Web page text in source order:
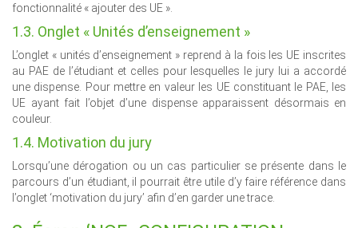
fonctionnalité « ajouter des UE ».
1.3. Onglet « Unités d’enseignement »
L’onglet « unités d’enseignement » reprend à la fois les UE inscrites
au PAE de l’étudiant et celles pour lesquelles le jury lui a accordé
une dispense. Pour mettre en valeur les UE constituant le PAE, les
UE ayant fait l’objet d’une dispense apparaissent désormais en
couleur.
1.4. Motivation du jury
Lorsqu’une dérogation ou un cas particulier se présente dans le
parcours d’un étudiant, il pourrait être utile d’y faire référence dans
l’onglet ‘motivation du jury’ afin d’en garder une trace.